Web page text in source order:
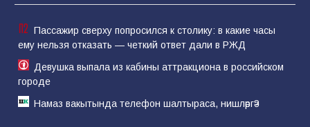
Пассажир сверху попросился к столику: в какие часы
ему нельзя отказать — четкий ответ дали в РЖД
Девушка выпала из кабины аттракциона в российском
городе
Намаз вакытында телефон шалтыраса, нишләргә?